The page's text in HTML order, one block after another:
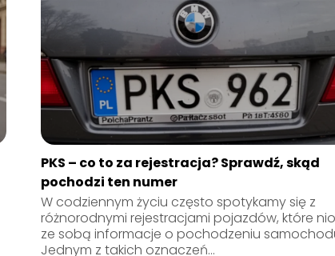
PKS – co to za rejestracja? Sprawdź, skąd
pochodzi ten numer
W codziennym życiu często spotykamy się z
różnorodnymi rejestracjami pojazdów, które
ze sobą informacje o pochodzeniu
Jednym z takich oznaczeń...